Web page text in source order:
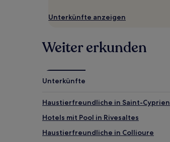
Verfügbarkeiten
ändern.
zusätzliche
Bedingungen
Unterkünfte anzeigen
Weiter erkunden
Unterkünfte
Haustierfreundliche in Saint-Cyprien
Hotels mit Pool in Rivesaltes
Haustierfreundliche in Collioure